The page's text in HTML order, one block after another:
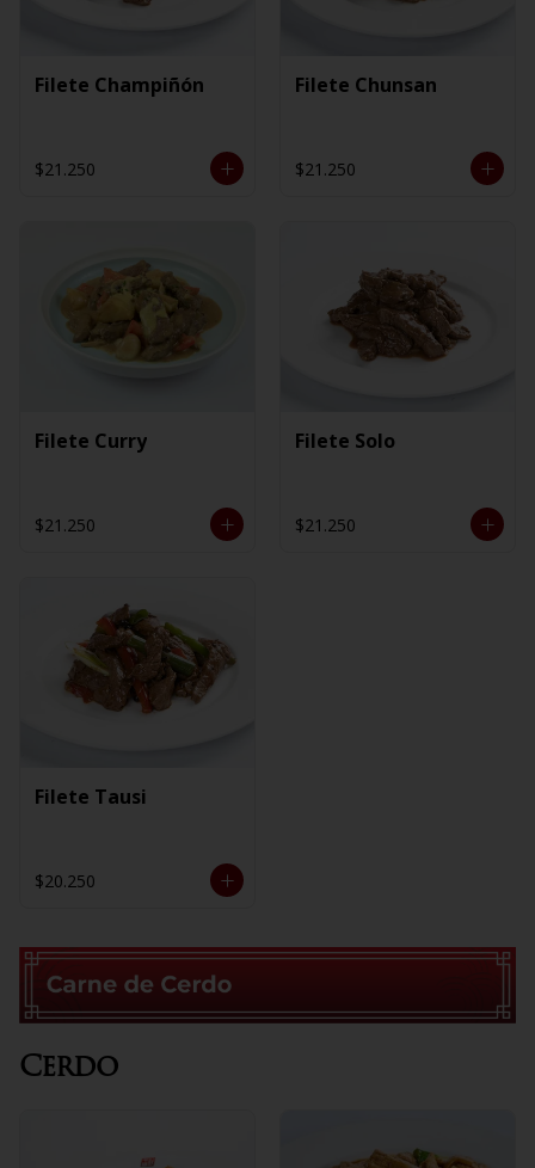
Filete Champiñón
$21.250
Filete Chunsan
$21.250
Filete Curry
$21.250
Filete Solo
$21.250
Filete Tausi
$20.250
Cerdo